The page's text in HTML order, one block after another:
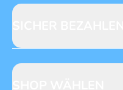
Licensing